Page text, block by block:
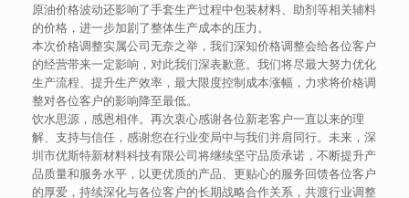
原油价格波动还影响了手套生产过程中包装材料、助剂等相关辅料
的价格，进一步加剧了整体生产成本的压力。
本次价格调整实属公司无奈之举，我们深知价格调整会给各位客户
的经营带来一定影响，对此我们深表歉意。我们将尽最大努力优化
生产流程、提升生产效率，最大限度控制成本涨幅，力求将价格调
整对各位客户的影响降至最低。
饮水思源，感恩相伴。再次衷心感谢各位新老客户一直以来的理
解、支持与信任，感谢您在行业变局中与我们并肩同行。未来，深
圳市优斯特新材料科技有限公司将继续坚守品质承诺，不断提升产
品质量和服务水平，以更优质的产品、更贴心的服务回馈各位客户
的厚爱，持续深化与各位客户的长期战略合作关系，共渡行业调整